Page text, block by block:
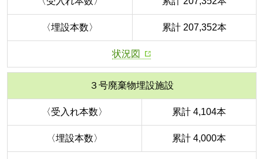
〈埋設本数〉 累計 207,352本
状況図
３号廃棄物埋設施設
〈受入れ本数〉 累計 4,104本
〈埋設本数〉 累計 4,000本